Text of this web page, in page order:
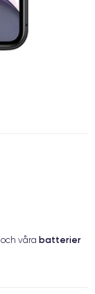
och våra batterier